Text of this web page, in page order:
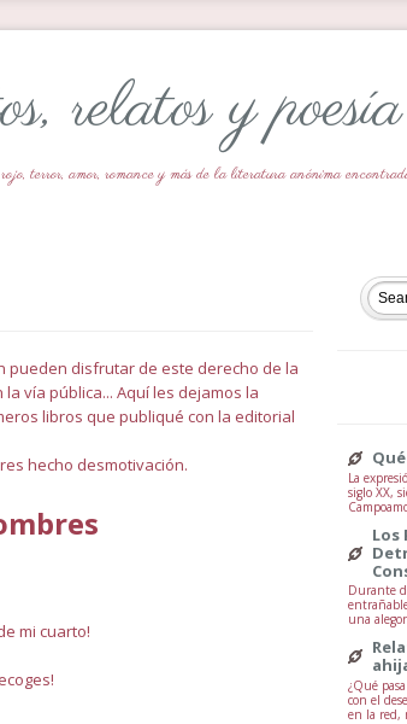
relatos y poesía
rojo, terror, amor, romance y más de la literatura anónima
pueden disfrutar de este derecho de la
vía pública... Aquí les dejamos la
libros que publiqué con la editorial
hecho desmotivación.
mi cuarto!
La
siglo XX,
Los
Durante
una
¿Qué
con el
en la red,